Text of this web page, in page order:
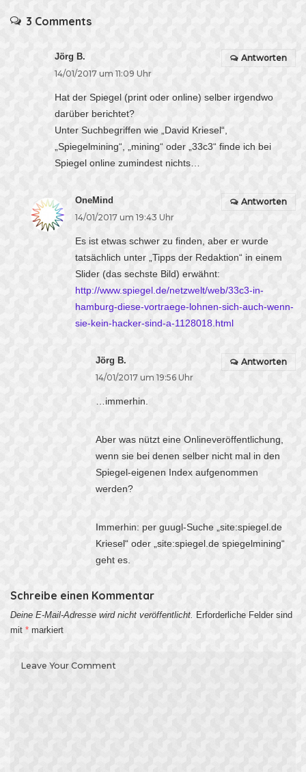
3 Comments
Jörg B.
14/01/2017 um 11:09 Uhr
Hat der Spiegel (print oder online) selber irgendwo
darüber berichtet?
Unter Suchbegriffen wie „David Kriesel“,
„Spiegelmining“, „mining“ oder „33c3“ finde ich bei
Spiegel online zumindest nichts…
Antworten
OneMind
14/01/2017 um 19:43 Uhr
Es ist etwas schwer zu finden, aber er wurde
tatsächlich unter „Tipps der Redaktion“ in einem
Slider (das sechste Bild) erwähnt:
http://www.spiegel.de/netzwelt/web/33c3-in-
hamburg-diese-vortraege-lohnen-sich-auch-wenn-
sie-kein-hacker-sind-a-1128018.html
Antworten
Jörg B.
14/01/2017 um 19:56 Uhr
…immerhin.
Aber was nützt eine Onlineveröffentlichung,
wenn sie bei denen selber nicht mal in den
Spiegel-eigenen Index aufgenommen
werden?
Immerhin: per guugl-Suche „site:spiegel.de
Kriesel“ oder „site:spiegel.de spiegelmining“
geht es.
Antworten
Schreibe einen Kommentar
Deine E-Mail-Adresse wird nicht veröffentlicht. Erforderliche Felder sind
mit * markiert